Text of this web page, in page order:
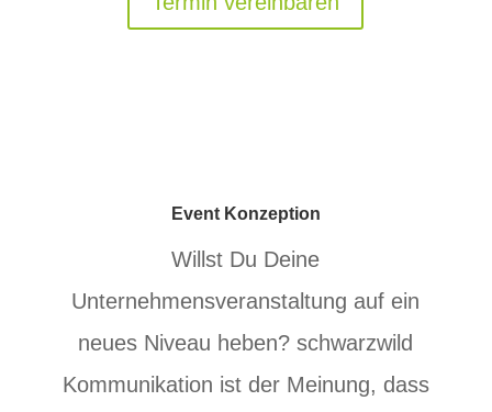
Event Konzeption
Willst Du Deine
Unternehmensveranstaltung auf ein
neues Niveau heben? schwarzwild
Kommunikation ist der Meinung, dass